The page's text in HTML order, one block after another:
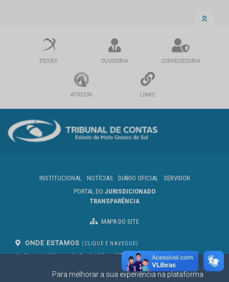
Para melhorar a sua experiência na plataforma
ESCOEX OUVIDORIA CORREGEDORIA
ATRICON LINKS
INSTITUCIONAL NOTÍCIAS DIÁRIO OFICIAL
SERVIDOR
PORTAL DO JURISDICIONADO
TRANSPARÊNCIA
MAPA DO SITE
ONDE ESTAMOS (CLIQUE E NAVEGUE)
Av. Des. José Nunes da Cunha, bloco
Campo Grande/MS
(67) 3317-1500
Seg à Sex das 07 as 13h